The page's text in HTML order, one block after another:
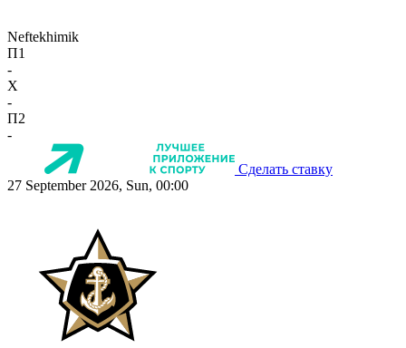
Neftekhimik
П1
-
X
-
П2
-
Сделать ставку
27 September 2026, Sun, 00:00